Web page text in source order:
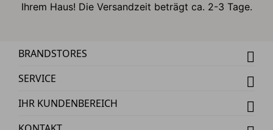
Ihrem Haus! Die Versandzeit beträgt ca. 2-3 Tage.
BRANDSTORES
SERVICE
IHR KUNDENBEREICH